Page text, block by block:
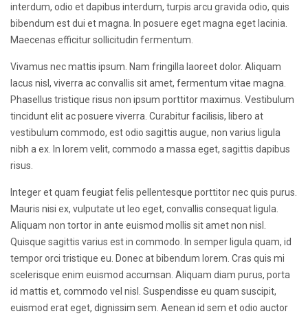
interdum, odio et dapibus interdum, turpis arcu gravida odio, quis
bibendum est dui et magna. In posuere eget magna eget lacinia.
Maecenas efficitur sollicitudin fermentum.
Vivamus nec mattis ipsum. Nam fringilla laoreet dolor. Aliquam
lacus nisl, viverra ac convallis sit amet, fermentum vitae magna.
Phasellus tristique risus non ipsum porttitor maximus. Vestibulum
tincidunt elit ac posuere viverra. Curabitur facilisis, libero at
vestibulum commodo, est odio sagittis augue, non varius ligula
nibh a ex. In lorem velit, commodo a massa eget, sagittis dapibus
risus.
Integer et quam feugiat felis pellentesque porttitor nec quis purus.
Mauris nisi ex, vulputate ut leo eget, convallis consequat ligula.
Aliquam non tortor in ante euismod mollis sit amet non nisl.
Quisque sagittis varius est in commodo. In semper ligula quam, id
tempor orci tristique eu. Donec at bibendum lorem. Cras quis mi
scelerisque enim euismod accumsan. Aliquam diam purus, porta
id mattis et, commodo vel nisl. Suspendisse eu quam suscipit,
euismod erat eget, dignissim sem. Aenean id sem et odio auctor